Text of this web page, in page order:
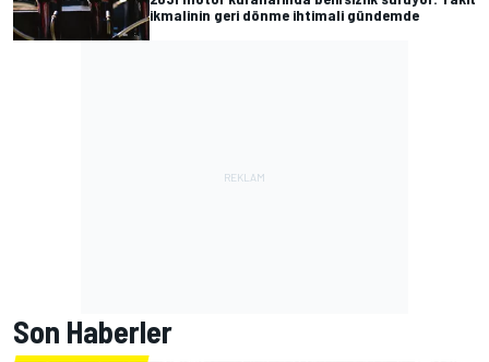
ikmalinin geri dönme ihtimali gündemde
Son Haberler